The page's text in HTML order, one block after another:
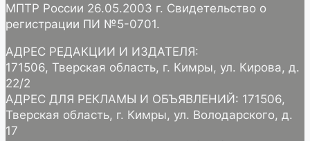
МПТР России 26.05.2003 г. Свидетельство о
регистрации ПИ №5-0701.
АДРЕС РЕДАКЦИИ И ИЗДАТЕЛЯ:
171506, Тверская область, г. Кимры, ул. Кирова, д.
22/2
АДРЕС ДЛЯ РЕКЛАМЫ И ОБЪЯВЛЕНИЙ: 171506,
Тверская область, г. Кимры, ул. Володарского, д.
17